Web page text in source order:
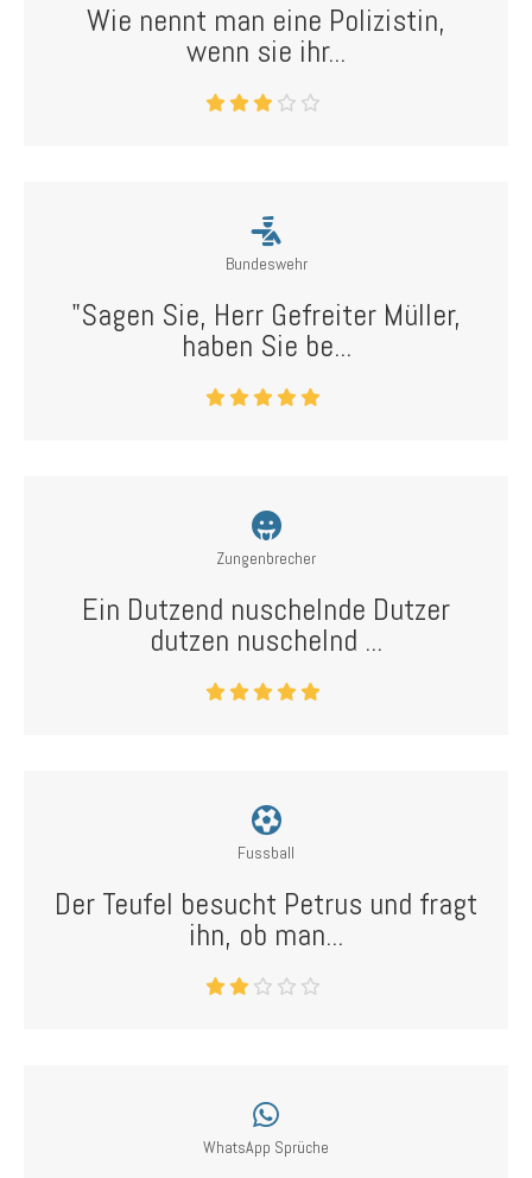
Wie nennt man eine Polizistin,
wenn sie ihr...
Bundeswehr
"Sagen Sie, Herr Gefreiter Müller,
haben Sie be...
Zungenbrecher
Ein Dutzend nuschelnde Dutzer
dutzen nuschelnd ...
Fussball
Der Teufel besucht Petrus und fragt
ihn, ob man...
WhatsApp Sprüche